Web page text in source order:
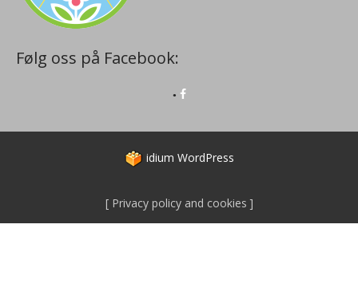
Følg oss på Facebook:
idium WordPress
Privacy policy and cookies